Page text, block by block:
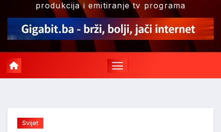
produkcija i emitiranje tv programa
Svijet